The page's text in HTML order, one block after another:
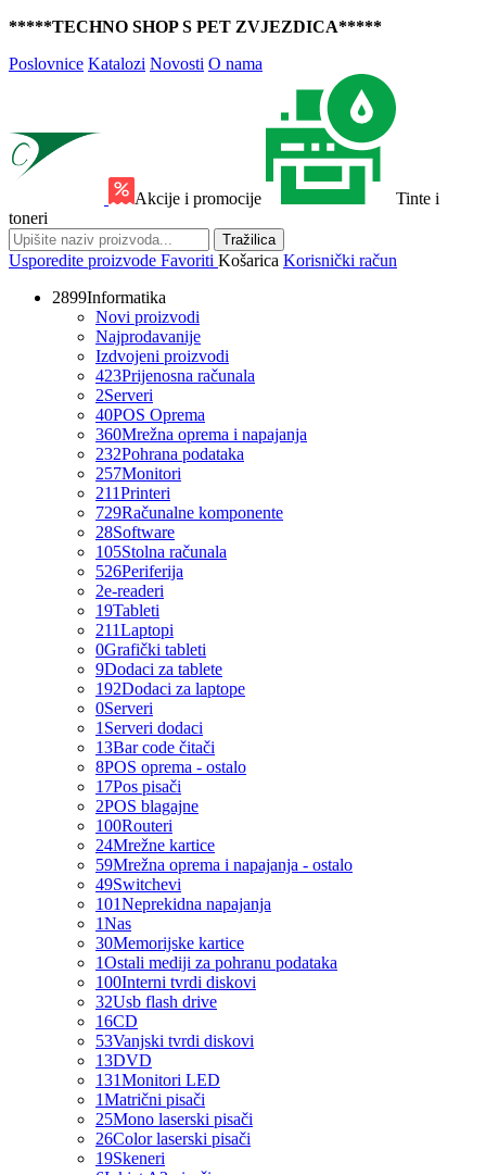
*****TECHNO SHOP S PET ZVJEZDICA*****
Poslovnice Katalozi Novosti O nama
Akcije i promocije
Tinte i
toneri
Tražilica
Usporedite proizvode Favoriti Košarica Korisnički račun
2899Informatika
Novi proizvodi
Najprodavanije
Izdvojeni proizvodi
423Prijenosna računala
2Serveri
40POS Oprema
360Mrežna oprema i napajanja
232Pohrana podataka
257Monitori
211Printeri
729Računalne komponente
28Software
105Stolna računala
526Periferija
2e-readeri
19Tableti
211Laptopi
0Grafički tableti
9Dodaci za tablete
192Dodaci za laptope
0Serveri
1 Serveri dodaci
13Bar code čitači
8POS oprema - ostalo
17Pos pisači
2POS blagajne
100Routeri
24Mrežne kartice
59Mrežna oprema i napajanja - ostalo
49Switchevi
101Neprekidna napajanja
1Nas
30Memorijske kartice
1Ostali mediji za pohranu podataka
100Interni tvrdi diskovi
32Usb flash drive
16CD
53Vanjski tvrdi diskovi
13DVD
131Monitori LED
1Matrični pisači
25Mono laserski pisači
26Color laserski pisači
19Skeneri